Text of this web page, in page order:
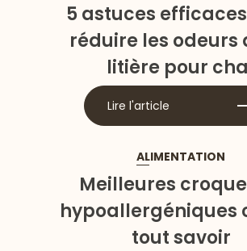
5 astuces
réduire les odeurs
litière pour
Lire l'article
ALIMENTATION
Meilleures
hypoallergéniques
tout savoir